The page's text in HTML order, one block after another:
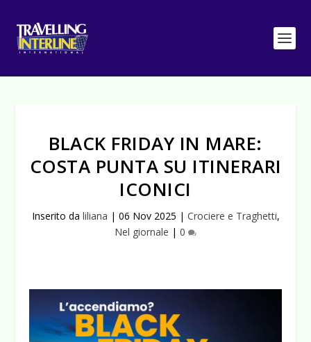
BLACK FRIDAY IN MARE:
COSTA PUNTA SU ITINERARI
ICONICI
Inserito da liliana | 06 Nov 2025 | Crociere e Traghetti,
Nel giornale | 0